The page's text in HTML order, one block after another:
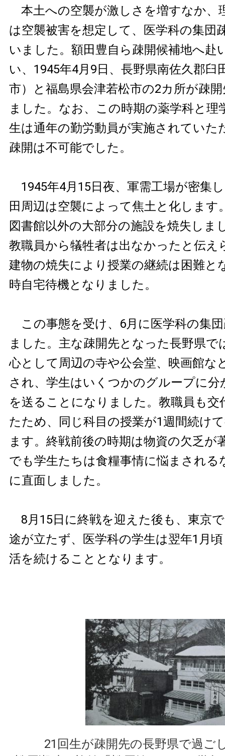
本土への空襲が激しさを増すなか、
は空襲被害を想定して、医学科の集団
いました。額田豊自ら疎開候補地へ赴
い、1945年4月9日、長野県南佐久郡臼
市）と福島県会津若松市の2カ所が疎
ました。なお、この時期の薬学科と理
生は通年の勤労動員が実施されていた
疎開は不可能でした。
1945年4月15日夜、軍需工場が密集
田周辺は空襲によって焦土と化します
図書館以外の大部分の施設を焼失しま
教職員から犠牲者は出なかったと伝え
建物の焼失により授業の継続は困難と
時自宅待機となりました。
この事態を受け、6月に医学科の集
ました。主な疎開先となった長野県で
心として周辺の寺や公会堂、映画館な
され、学生はいくつかのグループに分
を送ることになりました。教職員も交
たため、同じ科目の授業が1週間続け
ます。終戦前後の時期は物資の欠乏が
でも学生たちは食糧事情に悩まされる
に直面しました。
8月15日に終戦を迎えた後も、東京
途が立たず、医学科の学生は翌年1月
活を続けることとなります。
21回生が疎開先の長野県で過ご